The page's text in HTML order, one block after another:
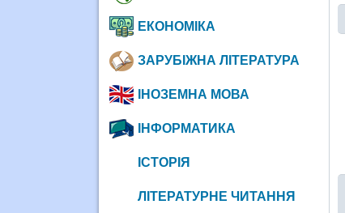
ЕКОНОМІКА
ЗАРУБІЖНА ЛІТЕРАТУРА
ІНОЗЕМНА МОВА
ІНФОРМАТИКА
ІСТОРІЯ
ЛІТЕРАТУРНЕ ЧИТАННЯ